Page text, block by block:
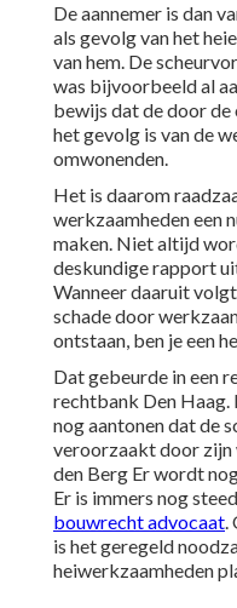
De aannemer is dan
als gevolg van het
van hem. De
was bijvoorbeeld al
bewijs dat de door de
het gevolg is van de
omwonenden.
Het is daarom
werkzaamheden een
maken. Niet altijd
deskundige rapport
Wanneer daaruit
schade door
ontstaan, ben je een
Dat gebeurde in een
rechtbank Den Haag.
nog aantonen dat de
veroorzaakt door zijn
den Berg Er wordt
Er is immers nog
bouwrecht advocaat.
is het geregeld
heiwerkzaamheden